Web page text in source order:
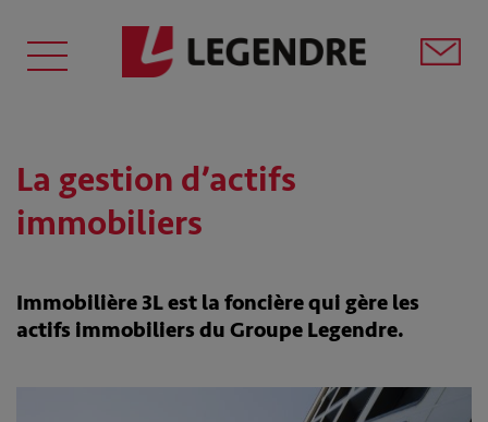
La gestion d’actifs
immobiliers
Immobilière 3L est la foncière qui gère les
actifs immobiliers du Groupe Legendre.